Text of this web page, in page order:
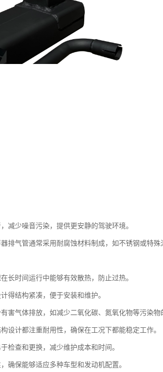
减少噪音污染，提供更安静的驾驶环境。
排气管通常采用耐腐蚀材料制成，如不锈钢或特殊
长时间运行中能够有效散热，防止过热。
得结构紧凑，便于安装和维护。
害气体排放，如减少二氧化碳、氮氧化物等污染物
设计都注重耐用性，确保在工况下都能稳定工作。
检查和更换，减少维护成本和时间。
确保能够适应多种车型和发动机配置。